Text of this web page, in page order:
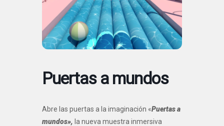
Puertas a mundos
Abre las puertas a la imaginación «Puertas a
mundos», la nueva muestra inmersiva